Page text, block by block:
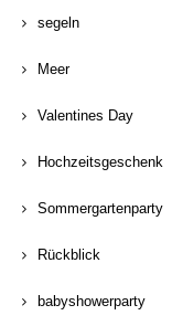
segeln
Meer
Valentines Day
Hochzeitsgeschenk
Sommergartenparty
Rückblick
babyshowerparty